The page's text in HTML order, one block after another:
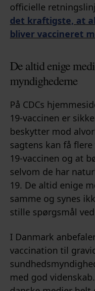
officielle
det kraftigste, at
bliver vaccineret
De altid enige
myndighederne
På CDCs
19-vaccinen er
beskytter mod
sagtens kan få
19-vaccinen og at
selvom de har
19. De altid enige
samme og synes
stille spørgsmål
I Danmark
vaccination til
med god